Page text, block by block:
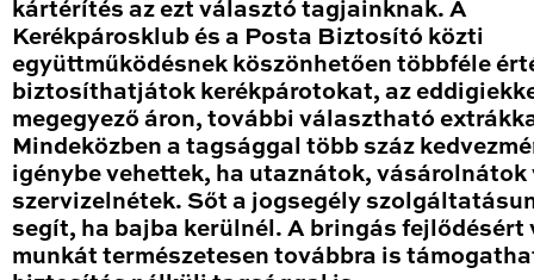
kártérítés az ezt választó tagjainknak. A
Kerékpárosklub és a Posta Biztosító közti
együttműködésnek köszönhetően többféle
biztosíthatjátok kerékpárotokat, az
megegyező áron, további választható
Mindeközben a tagsággal több száz
igénybe vehettek, ha utaznátok, vásárolnátok
szervizelnétek. Sőt a jogsegély
segít, ha bajba kerülnél. A bringás fejlődésért
munkát természetesen továbbra is